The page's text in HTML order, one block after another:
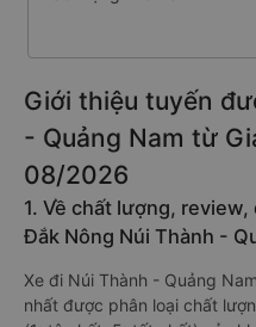
Giới thiệu tuyến
- Quảng Nam từ
08/2026
1. Về chất lượng,
Đắk Nông Núi Thành -
Xe đi Núi Thành - Quảng
nhất được phân loại chất